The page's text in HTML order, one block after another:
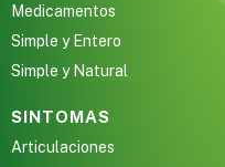
Medicamentos
Simple y Entero
Simple y Natural
SINTOMAS
Articulaciones